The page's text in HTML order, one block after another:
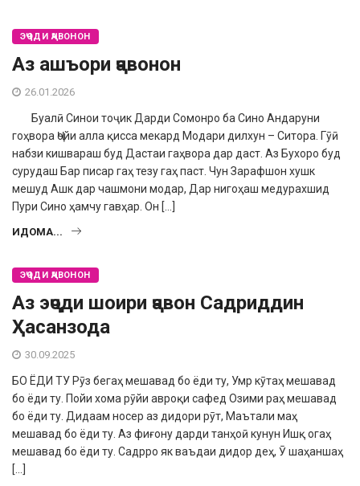
ЭҶОДИ ҶАВОНОН
Аз ашъори ҷавонон
26.01.2026
Буалӣ Синои тоҷик Дарди Сомонро ба Сино Андаруни
гоҳвора Ҷойи алла қисса мекард Модари дилхун – Ситора. Гӯӣ
набзи кишвараш буд Дастаи гаҳвора дар даст. Аз Бухоро буд
сурудаш Бар писар гаҳ тезу гаҳ паст. Чун Зарафшон хушк
мешуд Ашк дар чашмони модар, Дар нигоҳаш медурахшид
Пури Сино ҳамчу гавҳар. Он […]
ИДОМА...
ЭҶОДИ ҶАВОНОН
Аз эҷоди шоири ҷавон Садриддин
Ҳасанзода
30.09.2025
БО ЁДИ ТУ Рӯз бегаҳ мешавад бо ёди ту, Умр кӯтаҳ мешавад
бо ёди ту. Пойи хома рӯйи авроқи сафед Озими раҳ мешавад
бо ёди ту. Дидаам носер аз дидори рӯт, Маътали маҳ
мешавад бо ёди ту. Аз фиғону дарди танҳоӣ кунун Ишқ огаҳ
мешавад бо ёди ту. Садрро як ваъдаи дидор деҳ, Ӯ шаҳаншаҳ
[…]